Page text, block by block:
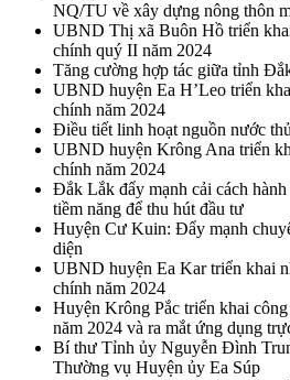
NQ/TU về xây dựng nông thôn
UBND Thị xã Buôn Hồ triển
chính quý II năm 2024
Tăng cường hợp tác giữa tỉnh
UBND huyện Ea H’Leo triển
chính năm 2024
Điều tiết linh hoạt nguồn nước
UBND huyện Krông Ana triển
chính năm 2024
Đắk Lắk đẩy mạnh cải cách
tiềm năng để thu hút đầu tư
Huyện Cư Kuin: Đẩy mạnh
diện
UBND huyện Ea Kar triển khai
chính năm 2024
Huyện Krông Pắc triển khai
năm 2024 và ra mắt ứng dụng
Bí thư Tỉnh ủy Nguyễn Đình
Thường vụ Huyện ủy Ea Súp